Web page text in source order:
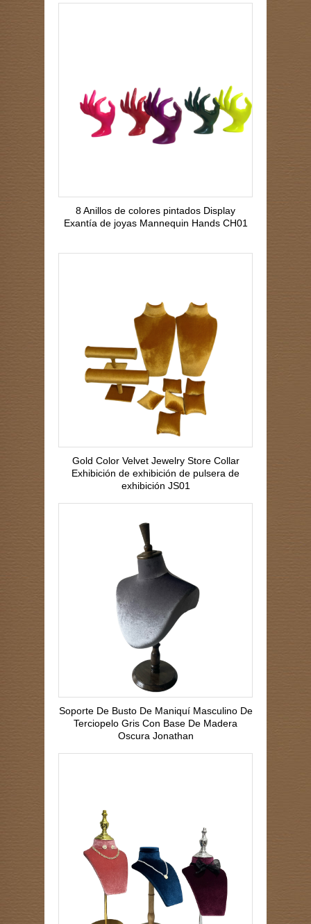
8 Anillos de colores pintados Display
Exantía de joyas Mannequin Hands CH01
Gold Color Velvet Jewelry Store Collar
Exhibición de exhibición de pulsera de
exhibición JS01
Soporte De Busto De Maniquí Masculino De
Terciopelo Gris Con Base De Madera
Oscura Jonathan